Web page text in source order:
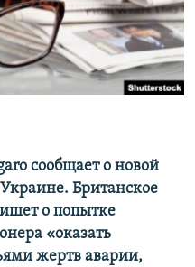
сообщает о новой
Британское
о попытке
«оказать
жертв аварии,